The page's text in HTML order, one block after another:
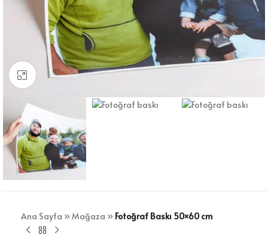
Büyütmek için tıklayın
Ana Sayfa »Mağaza » Fotoğraf Baskı 50×60 cm